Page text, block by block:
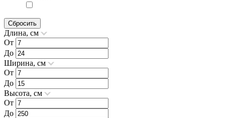
Сбросить
Длина, см
От
До
Ширина, см
От
До
Высота, см
От
До